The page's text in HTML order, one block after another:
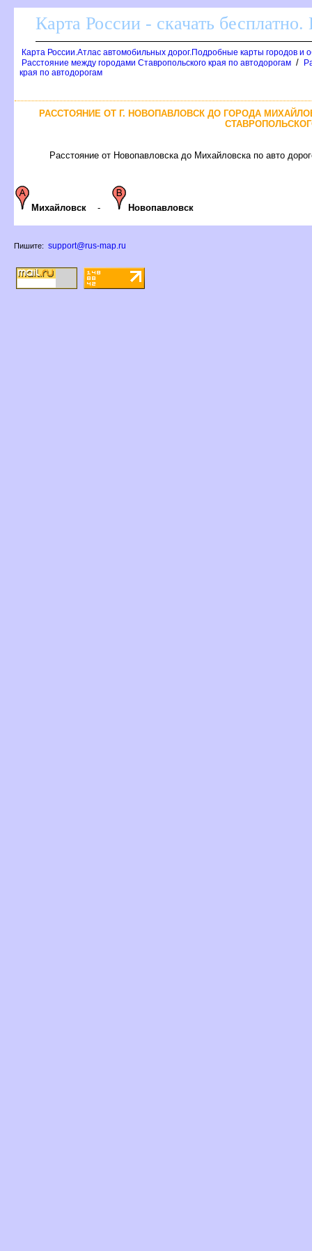
Карта России - скачать
Карта России.Атлас автомобильных дорог.Подробные карты городов и
Расстояние между городами Ставропольского края по автодорогам /
края по автодорогам
РАССТОЯНИЕ ОТ Г. НОВОПАВЛОВСК ДО ГОРОДА
Расстояние от Новопавловска до Михайловска по авто
Михайловск - Новопавловск
Пишите: support@rus-map.ru